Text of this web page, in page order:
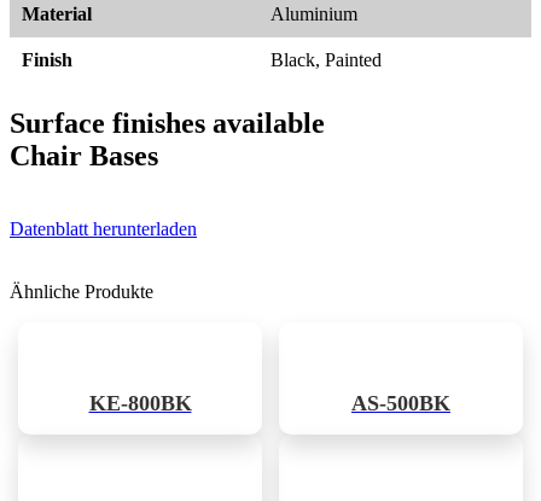
Material Aluminium
Finish Black, Painted
Surface finishes available
Chair Bases
Datenblatt herunterladen
Ähnliche Produkte
KE-800BK AS-500BK